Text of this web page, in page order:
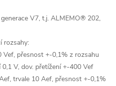
V7, t.j. ALMEMO® 202,
rozsahy:
Vef, přesnost +-0,1% z rozsahu
V, dov. přetížení +-400 Vef
trvale 10 Aef, přesnost +-0,1%